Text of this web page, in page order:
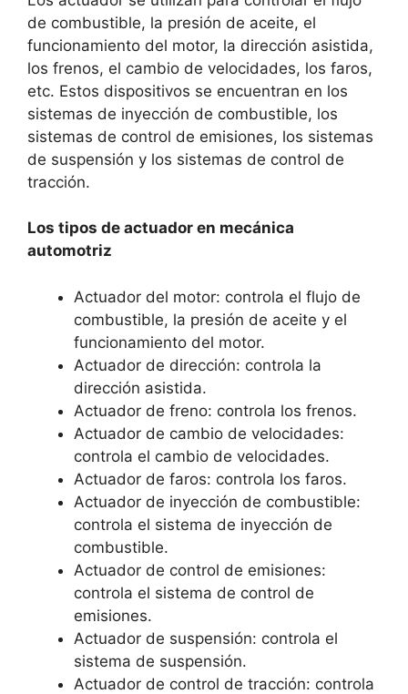
de combustible, la presión de aceite, el
funcionamiento del motor, la dirección asistida,
los frenos, el cambio de velocidades, los faros,
etc. Estos dispositivos se encuentran en los
sistemas de inyección de combustible, los
sistemas de control de emisiones, los sistemas
de suspensión y los sistemas de control de
tracción.
Los tipos de actuador en mecánica
automotriz
Actuador del motor: controla el flujo de
combustible, la presión de aceite y el
funcionamiento del motor.
Actuador de dirección: controla la
dirección asistida.
Actuador de freno: controla los frenos.
Actuador de cambio de velocidades:
controla el cambio de velocidades.
Actuador de faros: controla los faros.
Actuador de inyección de combustible:
controla el sistema de inyección de
combustible.
Actuador de control de emisiones:
controla el sistema de control de
emisiones.
Actuador de suspensión: controla el
sistema de suspensión.
Actuador de control de tracción: controla